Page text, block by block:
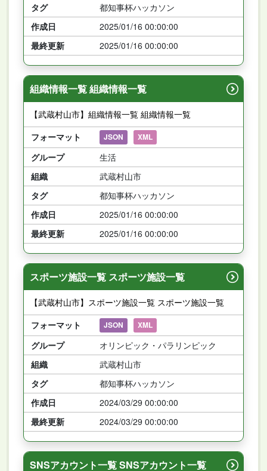
タグ
都知事杯ハッカソン
作成日
2025/01/16 00:00:00
最終更新
2025/01/16 00:00:00
組織情報一覧 組織情報一覧
【武蔵村山市】組織情報一覧 組織情報一覧
フォーマット
JSON XML
グループ
生活
組織
武蔵村山市
タグ
都知事杯ハッカソン
作成日
2025/01/16 00:00:00
最終更新
2025/01/16 00:00:00
スポーツ施設一覧 スポーツ施設一覧
【武蔵村山市】スポーツ施設一覧 スポーツ施設一覧
フォーマット
JSON XML
グループ
オリンピック・パラリンピック
組織
武蔵村山市
タグ
都知事杯ハッカソン
作成日
2024/03/29 00:00:00
最終更新
2024/03/29 00:00:00
SNSアカウント一覧 SNSアカウント一覧